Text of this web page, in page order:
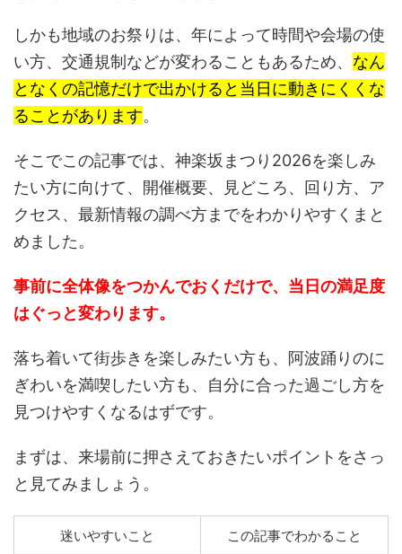
しかも地域のお祭りは、年によって時間や会場の使
い方、交通規制などが変わることもあるため、 なん
となくの記憶だけで出かけると当日に動きにくくな
ることがあります。
そこでこの記事では、神楽坂まつり2026を楽しみ
たい方に向けて、開催概要、見どころ、回り方、ア
クセス、最新情報の調べ方までをわかりやすくまと
めました。
事前に全体像をつかんでおくだけで、当日の満足度
はぐっと変わります。
落ち着いて街歩きを楽しみたい方も、阿波踊りのに
ぎわいを満喫したい方も、自分に合った過ごし方を
見つけやすくなるはずです。
まずは、来場前に押さえておきたいポイントをさっ
と見てみましょう。
迷いやすいこと この記事でわかること